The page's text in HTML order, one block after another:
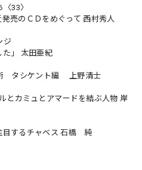
33〉
売のＣＤをめぐって 西村秀人
ジ
た」 太田亜紀
タシケント編 上野清士
カミュとアマードを結ぶ人物 岸
目するチャベス 石橋 純